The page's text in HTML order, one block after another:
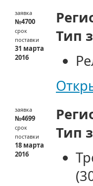
заявка
№4700
срок
поставки
31 марта
2016
Тип
заявка
№4699
срок
поставки
18 марта
2016
Тип